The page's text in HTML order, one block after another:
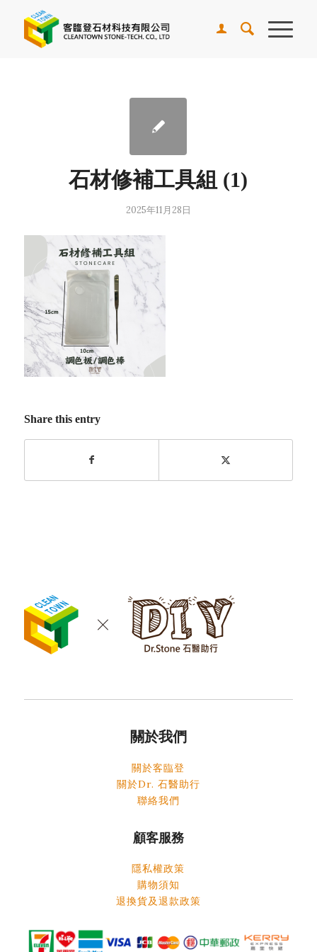
石材修補工具組 (1)
2025年11月28日
Share this entry
關於我們
關於客臨登
關於Dr. 石醫助行
聯絡我們
顧客服務
隱私權政策
購物須知
退換貨及退款政策